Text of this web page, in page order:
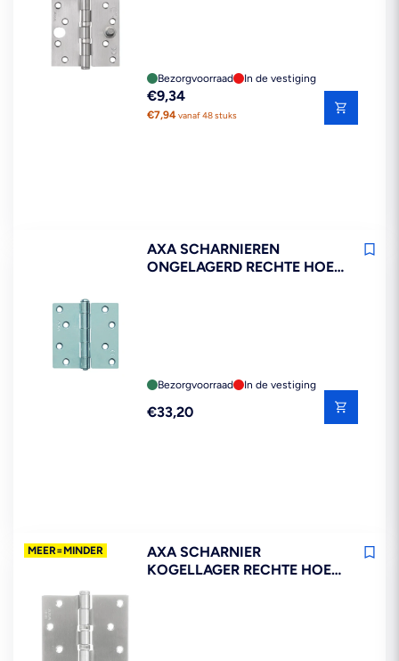
Bezorgvoorraad In de vestiging
Reguliere
prijs
€9,34
€7,94vanaf 48 stuks
AXA SCHARNIEREN
ONGELAGERD RECHTE HOEK
Bezorgvoorraad In de vestiging
Reguliere
€33,20
MEER=MINDER
AXA SCHARNIER
KOGELLAGER RECHTE HOEK